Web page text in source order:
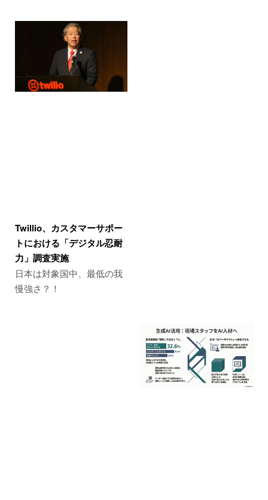
Twillio、カスタマーサポー
トにおける「デジタル忍耐
力」調査実施
日本は対象国中、最低の我
慢強さ？！